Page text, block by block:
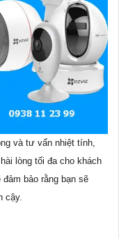
và tư vấn nhiệt tính,
lòng tối đa cho khách
bảo rằng bạn sẽ
cậy.